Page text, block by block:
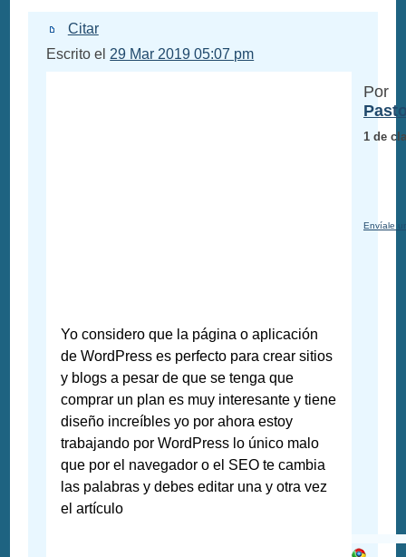
Citar
Escrito el 29 Mar 2019 05:07 pm
Yo considero que la página o aplicación
de WordPress es perfecto para crear sitios
y blogs a pesar de que se tenga que
comprar un plan es muy interesante y tiene
diseño increíbles yo por ahora estoy
trabajando por WordPress lo único malo
que por el navegador o el SEO te cambia
las palabras y debes editar una y otra vez
el artículo
Por
1 de
Envíale